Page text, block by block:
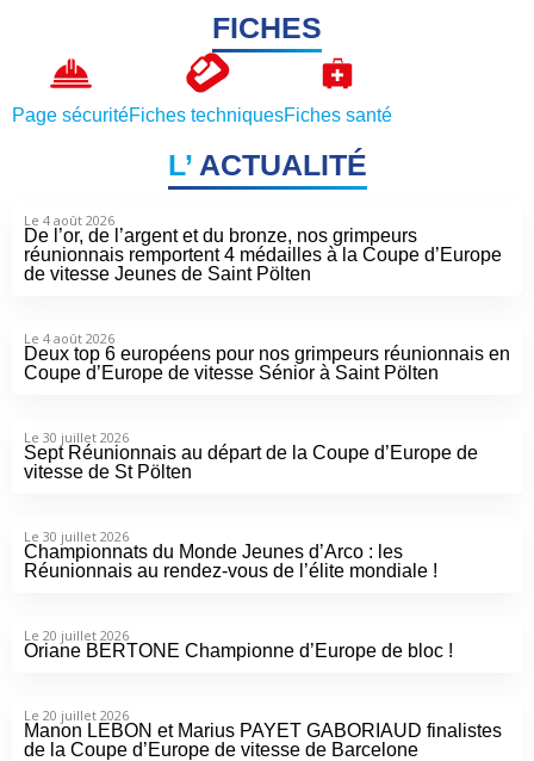
FICHES
Page sécuritéFiches techniquesFiches santé
L’ACTUALITÉ
Le 4 août 2026
De l’or, de l’argent et du bronze, nos grimpeurs
réunionnais remportent 4 médailles à la Coupe d’Europe
de vitesse Jeunes de Saint Pölten
Le 4 août 2026
Deux top 6 européens pour nos grimpeurs réunionnais en
Coupe d’Europe de vitesse Sénior à Saint Pölten
Le 30 juillet 2026
Sept Réunionnais au départ de la Coupe d’Europe de
vitesse de St Pölten
Le 30 juillet 2026
Championnats du Monde Jeunes d’Arco : les
Réunionnais au rendez-vous de l’élite mondiale !
Le 20 juillet 2026
Oriane BERTONE Championne d’Europe de bloc !
Le 20 juillet 2026
Manon LEBON et Marius PAYET GABORIAUD finalistes
de la Coupe d’Europe de vitesse de Barcelone